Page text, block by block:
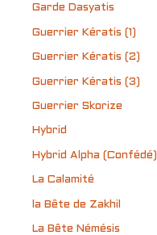
Garde Dasyatis
Guerrier Kératis (1)
Guerrier Kératis (2)
Guerrier Kératis (3)
Guerrier Skorize
Hybrid
Hybrid Alpha (Confédé)
La Calamité
la Bête de Zakhil
La Bête Némésis